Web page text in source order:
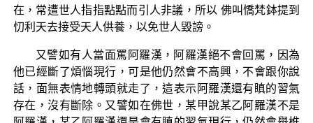
在，常遭世人指指點點而引人非議，所以 佛叫憍梵鉢提到
忉利天去接受天人供養，以免世人毀謗。
又譬如有人當面罵阿羅漢，阿羅漢絕不會回罵，因為
他已經斷了煩惱現行，可是他仍然會不高興，不會跟你說
話，面無表情地轉頭就走了，這表示阿羅漢還有瞋的習氣
存在，沒有斷除。又譬如在佛世，某甲說某乙阿羅漢不是